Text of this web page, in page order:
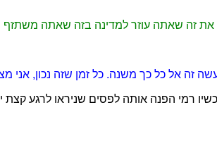
זה שאתה עוזר למדינה בזה שאתה משתזף
זה אל כל כך משנה. כל זמן שזה נכון, אני
רמי הפנה אותה לפסים שניראו לרגע קצת